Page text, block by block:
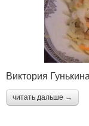
Виктория
читать дальше →